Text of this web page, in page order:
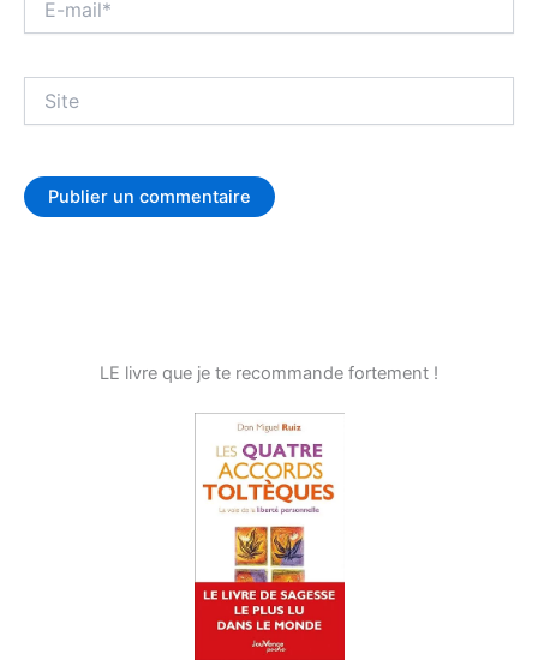
mail*
LE livre que je te recommande fortement !